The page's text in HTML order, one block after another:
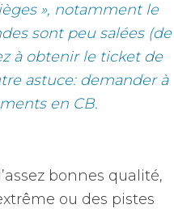
», notamment le
sont peu salées (de
à obtenir le ticket de
astuce: demander à
en CB.
bonnes qualité,
ou des pistes